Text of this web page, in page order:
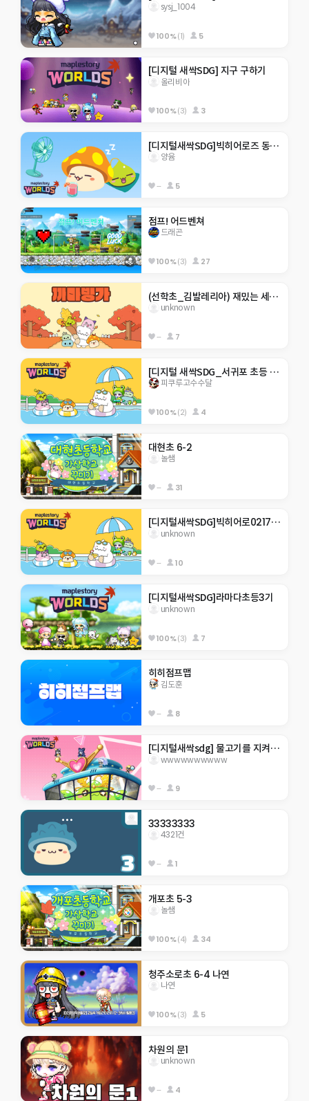
sysj_1004
100%(1) 5
[디지털 새싹SDG] 지구 구하기
올리비아
100%(3) 3
[디지털새싹SDG]빅히어로즈 동홍초 미래
양윰
-- 5
점프! 어드벤쳐
드래곤
100%(3) 27
(선학초_김발레리아) 재밌는 세계 여행 체험
unknown
-- 7
[디지털 새싹SDG_서귀포 초등 4기]히든 서귀포 아무도 못깨는 점프맵
피쿠루고수수달
100%(2) 4
대현초 6-2
놀쌤
-- 31
[디지털새싹SDG]빅히어로0217 한라대 재미있는 게임맵  . ..을 깰수있을거라 생각하나
unknown
-- 10
[디지털새싹SDG]라마다초등3기
unknown
100%(3) 7
히히점프맵
김도훈
-- 8
[디지털새싹sdg] 물고기를 지켜주새오 ㅎㅎ
wwwwwwwwww
-- 9
33333333
4321건
-- 1
개포초 5-3
놀쌤
100%(4) 34
청주소로초 6-4 나연
나연
100%(3) 5
차원의 문1
unknown
-- 4